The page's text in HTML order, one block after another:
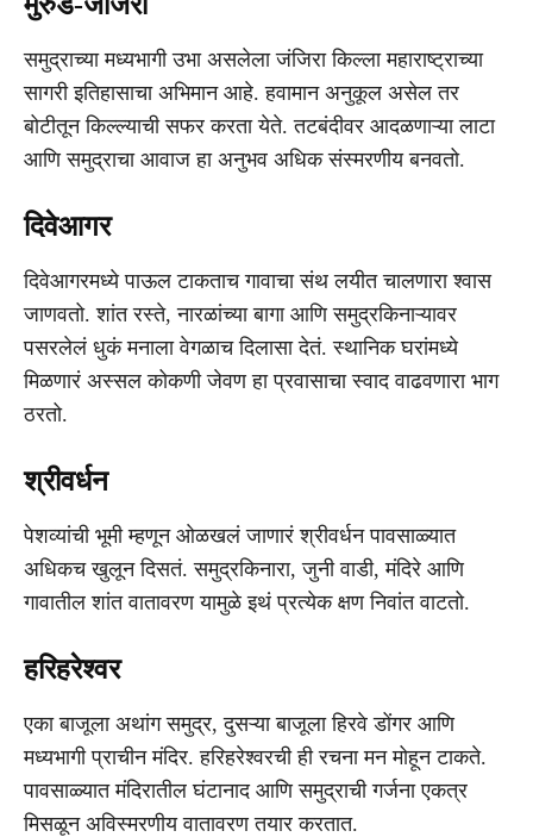
समुद्राच्या मध्यभागी उभा असलेला जंजिरा किल्ला महाराष्ट्राच्या
सागरी इतिहासाचा अभिमान आहे. हवामान अनुकूल असेल तर
बोटीतून किल्ल्याची सफर करता येते. तटबंदीवर आदळणाऱ्या लाटा
आणि समुद्राचा आवाज हा अनुभव अधिक संस्मरणीय बनवतो.
दिवेआगर
दिवेआगरमध्ये पाऊल टाकताच गावाचा संथ लयीत चालणारा श्वास
जाणवतो. शांत रस्ते, नारळांच्या बागा आणि समुद्रकिनाऱ्यावर
पसरलेलं धुकं मनाला वेगळाच दिलासा देतं. स्थानिक घरांमध्ये
मिळणारं अस्सल कोकणी जेवण हा प्रवासाचा स्वाद वाढवणारा भाग
ठरतो.
श्रीवर्धन
पेशव्यांची भूमी म्हणून ओळखलं जाणारं श्रीवर्धन पावसाळ्यात
अधिकच खुलून दिसतं. समुद्रकिनारा, जुनी वाडी, मंदिरे आणि
गावातील शांत वातावरण यामुळे इथं प्रत्येक क्षण निवांत वाटतो.
हरिहरेश्वर
एका बाजूला अथांग समुद्र, दुसऱ्या बाजूला हिरवे डोंगर आणि
मध्यभागी प्राचीन मंदिर. हरिहरेश्वरची ही रचना मन मोहून टाकते.
पावसाळ्यात मंदिरातील घंटानाद आणि समुद्राची गर्जना एकत्र
मिसळून अविस्मरणीय वातावरण तयार करतात.